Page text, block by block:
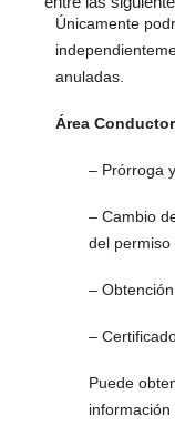
Únicamente
anuladas.
Área
– Prórroga
– Cambio
del
–
–
Puede